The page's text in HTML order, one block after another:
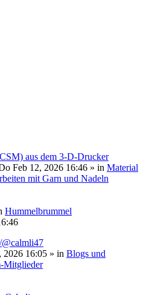
aus dem 3-D-Drucker
Feb 12, 2026 16:46 » in Material
mit Garn und Nadeln
Hummelbrummel
2026 16:05 » in Blogs und
Mitglieder